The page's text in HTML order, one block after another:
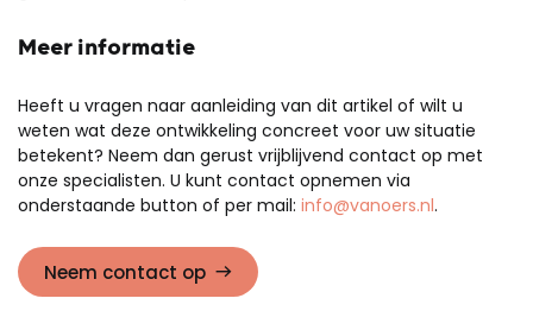
Meer informatie
Heeft u vragen naar aanleiding van dit artikel of wilt u
weten wat deze ontwikkeling concreet voor uw situatie
betekent? Neem dan gerust vrijblijvend contact op met
onze specialisten. U kunt contact opnemen via
onderstaande button of per mail: info@vanoers.nl.
Neem contact op